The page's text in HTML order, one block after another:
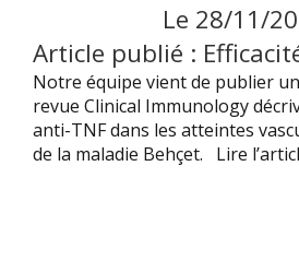
Le 28/11/
Notre équipe vient de publier
revue Clinical Immunology
anti-TNF dans les atteintes
de la maladie Behçet. Lire